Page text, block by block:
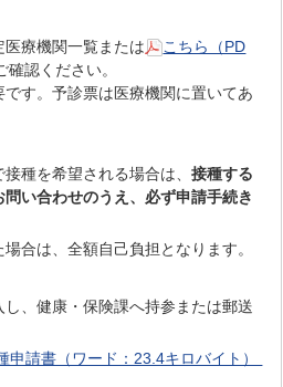
療機関一覧または
こちら（PD
確認ください。
す。予診票は医療機関に置いてあ
接種を希望される場合は、接種する
い合わせのうえ、必ず申請手続き
合は、全額自己負担となります。
し、健康・保険課へ持参または郵送
申請書（ワード：23.4キロバイト）